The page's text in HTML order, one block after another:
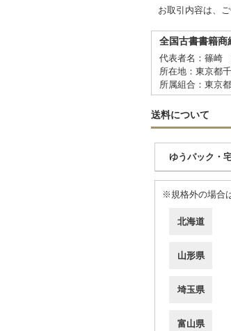
お取引内容は、
全国古書書籍商
代表者名：篠崎
所在地：東京都
所属組合：東京
送料について
ゆうパック・
※規格外の場合
北海道
山形県
埼玉県
富山県